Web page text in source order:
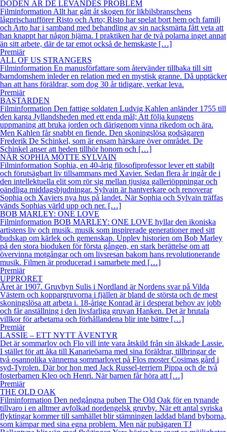
DÖDEN ÄR DE LEVANDES PROBLEM
Filminformation Allt har gått åt skogen för likbilsbranschens
lågprischaufförer Risto och Arto; Risto har spelat bort hem och familj
och Arto har i samband med behandling av sin nacksmärta fått veta att
han knappt har någon hjärna. I praktiken har de två polarna inget annat
än sitt arbete, där de tar emot också de hemskaste […]
Premiär
ALL OF US STRANGERS
Filminformation En manusförfattare som återvänder tillbaka till sitt
barndomshem inleder en relation med en mystisk granne. Då upptäcker
han att hans föräldrar, som dog 30 år tidigare, verkar leva.
Premiär
BASTARDEN
Filminformation Den fattige soldaten Ludvig Kahlen anländer 1755 till
den karga Jyllandsheden med ett enda mål; Att följa kungens
uppmaning att bruka jorden och därigenom vinna rikedom och ära.
Men Kahlen får snabbt en fiende. Den skoningslösa godsägaren
Frederik De Schinkel, som är ensam härskare över området. De
Schinkel anser att heden tillhör honom och […]
NÄR SOPHIA MÖTTE SYLVAIN
Filminformation Sophia, en 40-årig filosofiprofessor lever ett stabilt
och förutsägbart liv tillsammans med Xavier. Sedan flera år ingår de i
den intellektuella elit som rör sig mellan tjusiga galleriöppningar och
oändliga middagsbjudningar. Sylvain är hantverkare och renoverar
Sophia och Xaviers nya hus på landet. När Sophia och Sylvain träffas
vänds Sophias värld upp och ner. […]
BOB MARLEY: ONE LOVE
Filminformation BOB MARLEY: ONE LOVE hyllar den ikoniska
artistens liv och musik, musik som inspirerade generationer med sitt
budskap om kärlek och gemenskap. Upplev historien om Bob Marley
på den stora bioduken för första gången, en stark berättelse om att
övervinna motgångar och om livsresan bakom hans revolutionerande
musik. Filmen är producerad i samarbete med […]
Premiär
UPPRORET
Året är 1907. Gruvbyn Sulis i Nordland är Nordens svar på Vilda
Västern och koppargruvorna i fjällen är bland de största och de mest
skoningslösa att arbeta i. 18-årige Konrad är i desperat behov av jobb
och får anställning i den livsfarliga gruvan Hanken. Det är brutala
villkor för arbetarna och förhållandena blir inte bättre […]
Premiär
LASSIE – ETT NYTT ÄVENTYR
Det är sommarlov och Flo vill inte vara åtskild från sin älskade Lassie.
I stället för att åka till Kanarieöarna med sina föräldrar, tillbringar de
två osannolika vännerna sommarlovet på Flos moster Cosimas gård i
syd-Tyrolen. Där bor hon med Jack Russel-terriern Pippa och de två
fosterbarnen Kleo och Henri. När barnen får höra att […]
Premiär
THE OLD OAK
Filminformation Den nedgångna puben The Old Oak för en tynande
tillvaro i en alltmer avfolkad nordengelsk gruvby. När ett antal syriska
flyktingar kommer till samhället blir stämningen laddad bland byborna,
som kämpar med sina egna problem. Men när pubägaren TJ